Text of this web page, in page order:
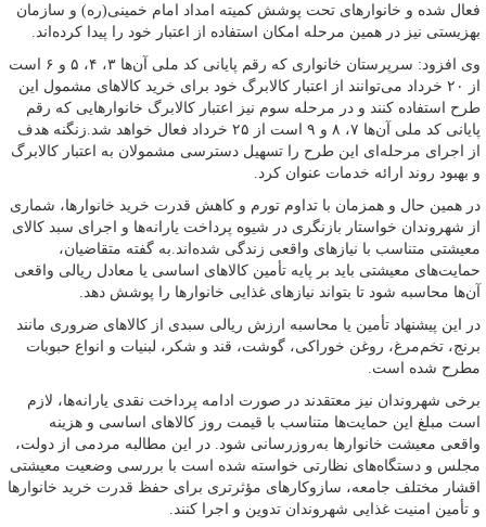
فعال شده و خانوارهای تحت پوشش کمیته امداد امام خمینی(ره) و سازمان
بهزیستی نیز در همین مرحله امکان استفاده از اعتبار خود را پیدا کرده‌اند.
وی افزود: سرپرستان خانواری که رقم پایانی کد ملی آن‌ها ۳، ۴، ۵ و ۶ است
از ۲۰ خرداد می‌توانند از اعتبار کالابرگ خود برای خرید کالاهای مشمول این
طرح استفاده کنند و در مرحله سوم نیز اعتبار کالابرگ خانوارهایی که رقم
پایانی کد ملی آن‌ها ۷، ۸ و ۹ است از ۲۵ خرداد فعال خواهد شد.زنگنه هدف
از اجرای مرحله‌ای این طرح را تسهیل دسترسی مشمولان به اعتبار کالابرگ
و بهبود روند ارائه خدمات عنوان کرد.
در همین حال و همزمان با تداوم تورم و کاهش قدرت خرید خانوارها، شماری
از شهروندان خواستار بازنگری در شیوه پرداخت یارانه‌ها و اجرای سبد کالای
معیشتی متناسب با نیازهای واقعی زندگی شده‌اند.به گفته متقاضیان،
حمایت‌های معیشتی باید بر پایه تأمین کالاهای اساسی یا معادل ریالی واقعی
آن‌ها محاسبه شود تا بتواند نیازهای غذایی خانوارها را پوشش دهد.
در این پیشنهاد تأمین یا محاسبه ارزش ریالی سبدی از کالاهای ضروری مانند
برنج، تخم‌مرغ، روغن خوراکی، گوشت، قند و شکر، لبنیات و انواع حبوبات
مطرح شده است.
برخی شهروندان نیز معتقدند در صورت ادامه پرداخت نقدی یارانه‌ها، لازم
است مبلغ این حمایت‌ها متناسب با قیمت روز کالاهای اساسی و هزینه
واقعی معیشت خانوارها به‌روزرسانی شود. در این مطالبه مردمی از دولت،
مجلس و دستگاه‌های نظارتی خواسته شده است با بررسی وضعیت معیشتی
اقشار مختلف جامعه، سازوکارهای مؤثرتری برای حفظ قدرت خرید خانوارها
و تأمین امنیت غذایی شهروندان تدوین و اجرا کنند.